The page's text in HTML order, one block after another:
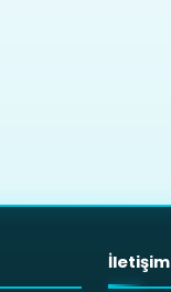
İletişim